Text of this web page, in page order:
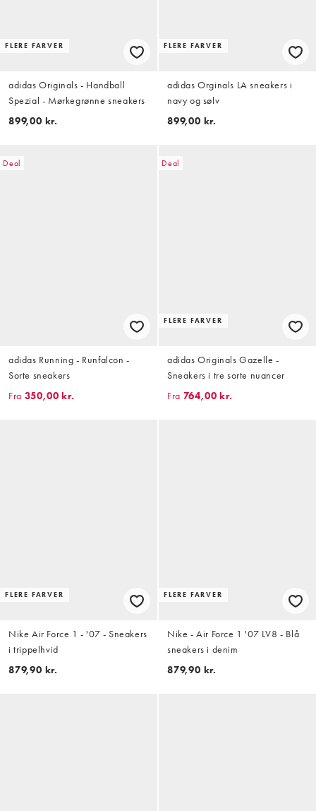
FLERE FARVER
adidas Originals - Handball
Spezial - Mørkegrønne sneakers
899,00 kr.
FLERE FARVER
adidas Orginals LA sneakers i
navy og sølv
899,00 kr.
Deal
adidas Running - Runfalcon -
Sorte sneakers
Fra 350,00 kr.
Deal
FLERE FARVER
adidas Originals Gazelle -
Sneakers i tre sorte nuancer
Fra 764,00 kr.
FLERE FARVER
Nike Air Force 1 - '07 - Sneakers
i trippelhvid
879,90 kr.
FLERE FARVER
Nike - Air Force 1 '07 LV8 - Blå
sneakers i denim
879,90 kr.